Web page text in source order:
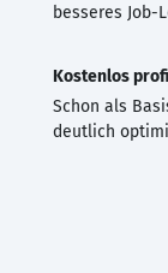
besseres Job-
Kostenlos
Schon als
deutlich